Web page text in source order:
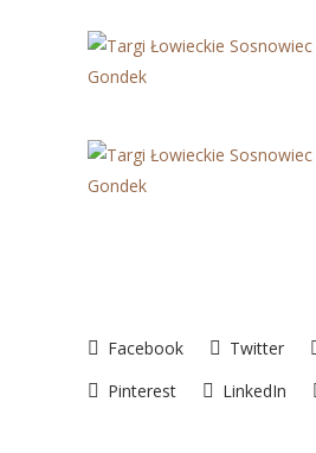
Facebook Twitter
Pinterest
LinkedIn